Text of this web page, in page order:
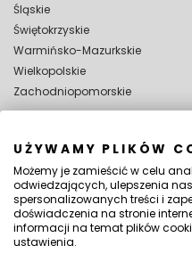
Śląskie
Świętokrzyskie
Warmińsko-Mazurkskie
Wielkopolskie
Zachodniopomorskie
WYNAJEM
Wynajem hal namiotowych
SPRAWDŹ TAKŻE:
Jaka powinna być wysokość
Czy na halę namiotową
UŻYWAMY PLIKÓW
Możemy je zamieścić w celu
odwiedzających, ulepszenia
spersonalizowanych treści i
doświadczenia na stronie
informacji na temat plików
ustawienia.